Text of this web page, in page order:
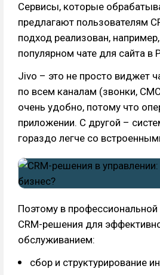
Сервисы, которые
предлагают пользователям
подход реализован,
популярном чате для сайта в
Jivo – это не просто виджет
по всем каналам (звонки,
очень удобно, потому что
приложении. С другой –
гораздо легче со
Поэтому в
CRM-решения для
обслуживанием:
сбор и структурирование